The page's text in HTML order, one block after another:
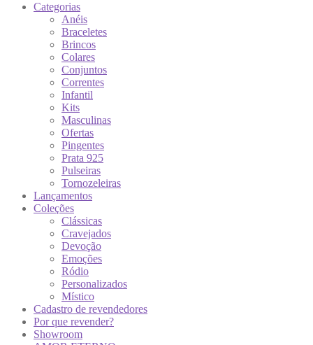
Categorias
Anéis
Braceletes
Brincos
Colares
Conjuntos
Correntes
Infantil
Kits
Masculinas
Ofertas
Pingentes
Prata 925
Pulseiras
Tornozeleiras
Lançamentos
Coleções
Clássicas
Cravejados
Devoção
Emoções
Ródio
Personalizados
Místico
Cadastro de revendedores
Por que revender?
Showroom